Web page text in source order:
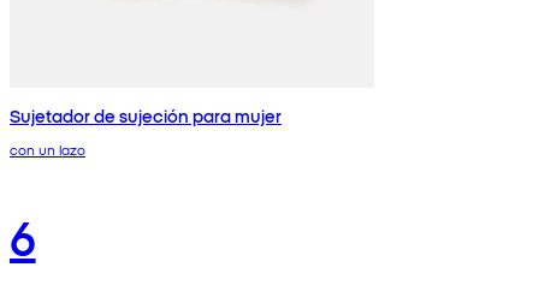
Sujetador de sujeción para mujer
con un lazo
6